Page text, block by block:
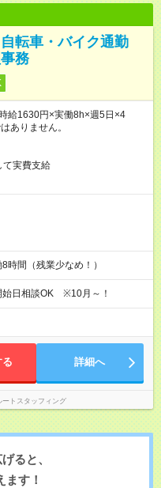
転車・バイク通勤
務
給1630円×実働8h×週5日×4
ありません。
て実費支給
間（残業少なめ！）
日相談OK ※10月～！
る 詳細へ
ートスタッフィング
ると、
ます！